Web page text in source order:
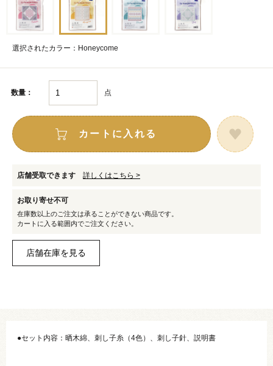
選択されたカラー：Honeycome
数量： 点
カートに入れる
店舗受取できます 詳しくはこちら >
お取り寄せ不可
在庫数以上のご注文は承ることができない商品です。
カートに入る範囲内でご注文ください。
●セット内容：晒木綿、刺し子糸（4色）、刺し子針、説明書